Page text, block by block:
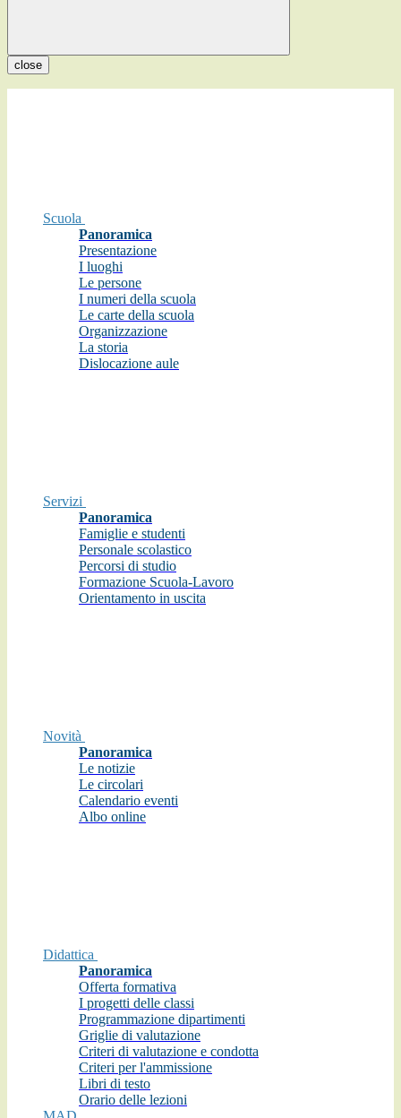
close
Scuola
Panoramica
Presentazione
I luoghi
Le persone
I numeri della scuola
Le carte della scuola
Organizzazione
La storia
Dislocazione aule
Servizi
Panoramica
Famiglie e studenti
Personale scolastico
Percorsi di studio
Formazione Scuola-Lavoro
Orientamento in uscita
Novità
Panoramica
Le notizie
Le circolari
Calendario eventi
Albo online
Didattica
Panoramica
Offerta formativa
I progetti delle classi
Programmazione dipartimenti
Griglie di valutazione
Criteri di valutazione e condotta
Criteri per l'ammissione
Libri di testo
Orario delle lezioni